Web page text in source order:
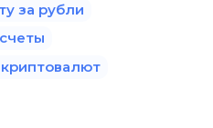
за рубли